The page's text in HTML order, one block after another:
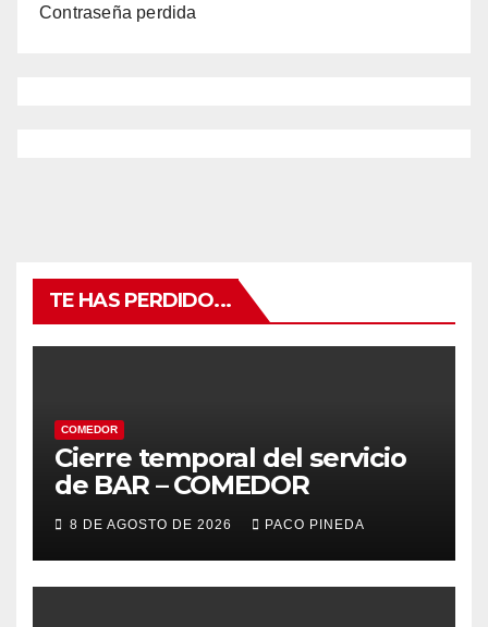
Contraseña perdida
TE HAS PERDIDO...
COMEDOR
Cierre temporal del servicio
de BAR – COMEDOR
8 DE AGOSTO DE 2026 PACO PINEDA